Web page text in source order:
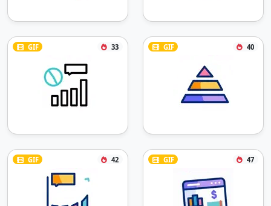
GIF 33 GIF 40
GIF 42 GIF 47